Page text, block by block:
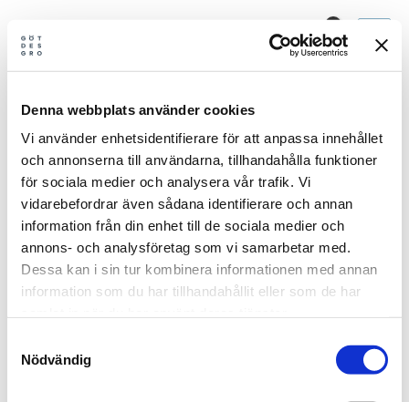
Denna webbplats använder cookies
Vi använder enhetsidentifierare för att anpassa innehållet
och annonserna till användarna, tillhandahålla funktioner
för sociala medier och analysera vår trafik. Vi
vidarebefordrar även sådana identifierare och annan
information från din enhet till de sociala medier och
annons- och analysföretag som vi samarbetar med.
Dessa kan i sin tur kombinera informationen med annan
information som du har tillhandahållit eller som de har
Nödvändig
indholdet
Mina val
Log ind